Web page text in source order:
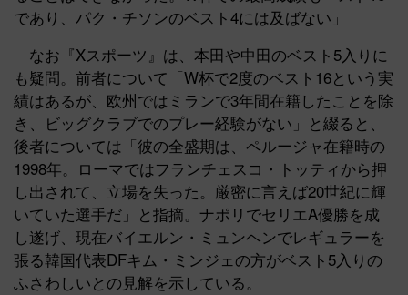
であり、パク・チソンのベスト4には及ばない」
なお『Xスポーツ』は、本田や中田のベスト5入りに
も疑問。前者について「W杯で2度のベスト16という実
績はあるが、欧州ではミランで3年間在籍したことを除
き、ビッグクラブでのプレー経験がない」と綴ると、
後者については「彼の全盛期は、ペルージャ在籍時の
1998年。ローマではフランチェスコ・トッティから押
し出されて、立場を失った。厳密に言えば20世紀に輝
いていた選手だ」と指摘。ナポリでセリエA優勝を成
し遂げ、現在バイエルン・ミュンヘンでレギュラーを
張る韓国代表DFキム・ミンジェの方がベスト5入りの
ふさわしいとの見解を示している。